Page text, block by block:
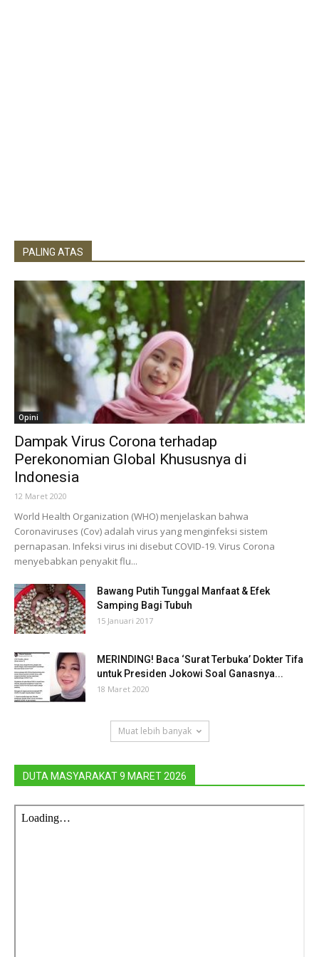
PALING ATAS
Opini
Dampak Virus Corona terhadap
Perekonomian Global Khususnya di
Indonesia
12 Maret 2020
World Health Organization (WHO) menjelaskan bahwa
Coronaviruses (Cov) adalah virus yang menginfeksi sistem
pernapasan. Infeksi virus ini disebut COVID-19. Virus Corona
menyebabkan penyakit flu...
Bawang Putih Tunggal Manfaat & Efek
Samping Bagi Tubuh
15 Januari 2017
MERINDING! Baca ‘Surat Terbuka’ Dokter Tifa
untuk Presiden Jokowi Soal Ganasnya...
18 Maret 2020
Muat lebih banyak
DUTA MASYARAKAT 9 MARET 2026